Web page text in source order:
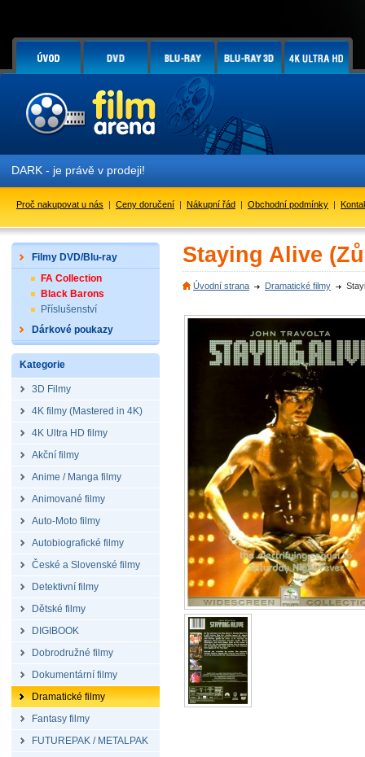
- je právě v prodeji!
Proč nakupovat u nás | Ceny doručení | Nákupní řád | Obchodní podmínky |
Filmy DVD/Blu-ray
FA Collection
Black Barons
Příslušenství
Dárkové poukazy
Kategorie
3D Filmy
4K filmy (Mastered in 4K)
4K Ultra HD filmy
Akční filmy
Anime / Manga filmy
Animované filmy
Auto-Moto filmy
Autobiografické filmy
České a Slovenské filmy
Detektivní filmy
Dětské filmy
DIGIBOOK
Dobrodružné filmy
Dokumentární filmy
Dramatické filmy
Fantasy filmy
FUTUREPAK / METALPAK
Staying Alive
Úvodní strana Dramatické filmy